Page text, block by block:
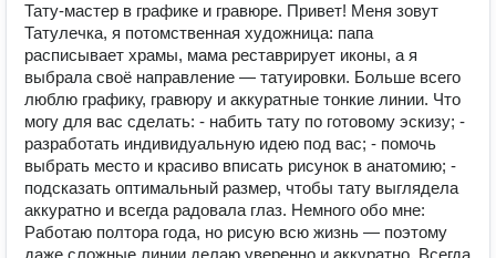
Тату-мастер в графике и гравюре. Привет! Меня зовут
Татулечка, я потомственная художница: папа
расписывает храмы, мама реставрирует иконы, а я
выбрала своё направление — татуировки. Больше всего
люблю графику, гравюру и аккуратные тонкие линии. Что
могу для вас сделать: - набить тату по готовому эскизу; -
разработать индивидуальную идею под вас; - помочь
выбрать место и красиво вписать рисунок в анатомию; -
подсказать оптимальный размер, чтобы тату выглядела
аккуратно и всегда радовала глаз. Немного обо мне:
Работаю полтора года, но рисую всю жизнь — поэтому
даже сложные линии делаю уверенно и аккуратно. Всегда